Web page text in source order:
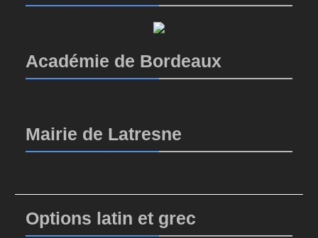
Académie de Bordeaux
Mairie de Latresne
Options latin et grec